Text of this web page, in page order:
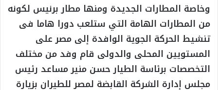
وخاصة المطارات الجديدة ومنها مطار برنيس لكونه
من المطارات الهامة التي ستلعب دورا هاما فى
تنشيط الحركة الجوية الوافدة إلى مصر على
المستويين المحلى والدولى قام وفد من مختلف
التخصصات برئاسة الطيار حسن منير مساعد رئيس
مجلس إدارة الشركة القابضة لمصر للطيران بزيارة